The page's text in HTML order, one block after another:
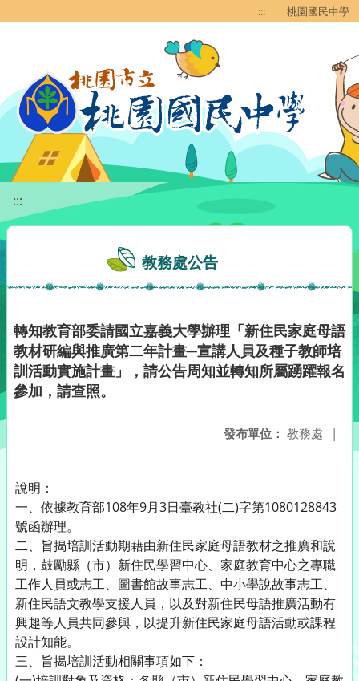
::: 桃園國民中學
:::
教務處公告
轉知教育部委請國立嘉義大學辦理「新住民家庭母語
教材研編與推廣第二年計畫─宣講人員及種子教師培
訓活動實施計畫」，請公告周知並轉知所屬踴躍報名
參加，請查照。
發布單位： 教務處 |
說明：
一、依據教育部108年9月3日臺教社(二)字第1080128843
號函辦理。
二、旨揭培訓活動期藉由新住民家庭母語教材之推廣和說
明，鼓勵縣（市）新住民學習中心、家庭教育中心之專職
工作人員或志工、圖書館故事志工、中小學說故事志工、
新住民語文教學支援人員，以及對新住民母語推廣活動有
興趣等人員共同參與，以提升新住民家庭母語活動或課程
設計知能。
三、旨揭培訓活動相關事項如下：